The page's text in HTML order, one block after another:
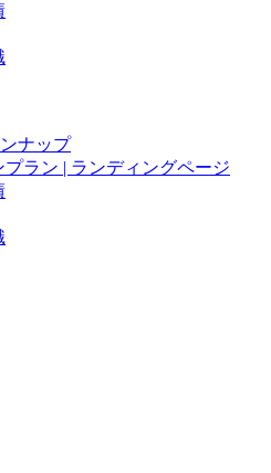
ナップ
ラン | ランディングページ